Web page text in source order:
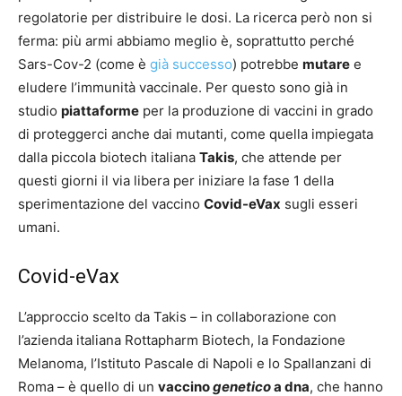
regolatorie per distribuire le dosi. La ricerca però non si
ferma: più armi abbiamo meglio è, soprattutto perché
Sars-Cov-2 (come è già successo) potrebbe mutare e
eludere l’immunità vaccinale. Per questo sono già in
studio piattaforme per la produzione di vaccini in grado
di proteggerci anche dai mutanti, come quella impiegata
dalla piccola biotech italiana Takis, che attende per
questi giorni il via libera per iniziare la fase 1 della
sperimentazione del vaccino Covid-eVax sugli esseri
umani.
Covid-eVax
L’approccio scelto da Takis – in collaborazione con
l’azienda italiana Rottapharm Biotech, la Fondazione
Melanoma, l’Istituto Pascale di Napoli e lo Spallanzani di
Roma – è quello di un vaccinogeneticoa dna, che hanno